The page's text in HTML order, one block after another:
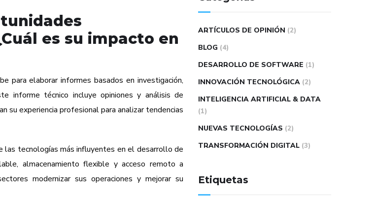
es su impacto en
para elaborar informes basados en investigación,
informe técnico incluye opiniones y análisis de
su experiencia profesional para analizar tendencias
las tecnologías más influyentes en el desarrollo de
almacenamiento flexible y acceso remoto a
modernizar sus operaciones y mejorar su
ARTÍCULOS DE OPINIÓN (2)
BLOG (4)
DESARROLLO DE SOFTWARE (1)
INNOVACIÓN TECNOLÓGICA (2)
INTELIGENCIA ARTIFICIAL & DATA
(1)
NUEVAS TECNOLOGÍAS (2)
TRANSFORMACIÓN DIGITAL (3)
Etiquetas